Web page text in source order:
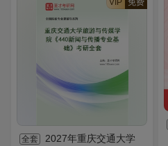
全套
2027年重庆交通大学